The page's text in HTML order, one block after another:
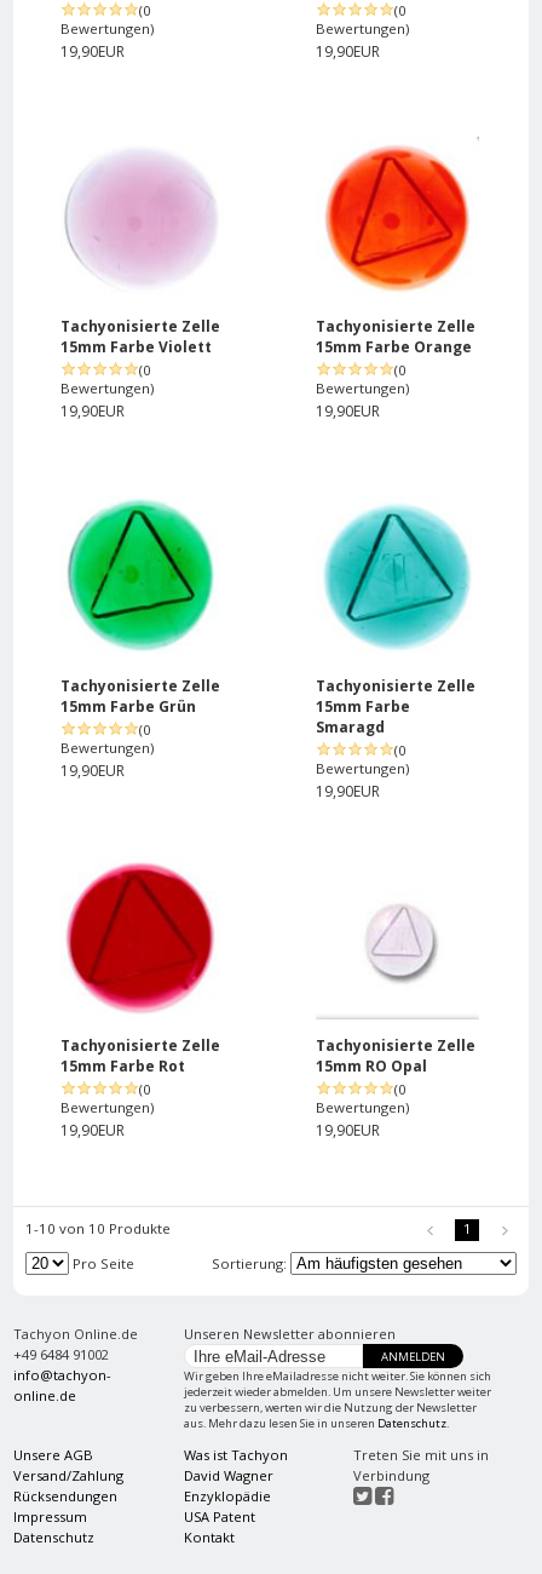
(0
Bewertungen)
19,90EUR
(0
Bewertungen)
19,90EUR
Tachyonisierte Zelle
15mm Farbe Violett
(0
Bewertungen)
19,90EUR
Tachyonisierte Zelle
15mm Farbe Orange
(0
Bewertungen)
19,90EUR
Tachyonisierte Zelle
15mm Farbe Grün
(0
Bewertungen)
19,90EUR
Tachyonisierte Zelle
15mm Farbe
Smaragd
(0
Bewertungen)
19,90EUR
Tachyonisierte Zelle
15mm Farbe Rot
(0
Bewertungen)
19,90EUR
Tachyonisierte Zelle
15mm RO Opal
(0
Bewertungen)
19,90EUR
1-10 von 10 Produkte
1
Pro Seite
Sortierung:
Tachyon Online.de
+49 6484 91002
info@tachyon-
online.de
Unseren Newsletter abonnieren
ANMELDEN
Wir geben Ihre eMailadresse nicht weiter. Sie können sich
jederzeit wieder abmelden. Um unsere Newsletter weiter
zu verbessern, werten wir die Nutzung der Newsletter
aus. Mehr dazu lesen Sie in unseren Datenschutz.
Unsere AGB
Versand/Zahlung
Rücksendungen
Impressum
Datenschutz
Was ist Tachyon
David Wagner
Enzyklopädie
USA Patent
Kontakt
Treten Sie mit uns in
Verbindung